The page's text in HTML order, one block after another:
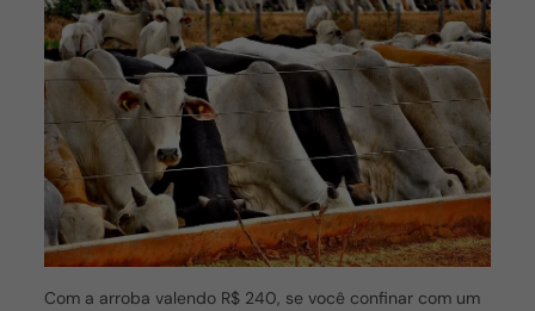
Com a arroba valendo R$ 240, se você confinar com um